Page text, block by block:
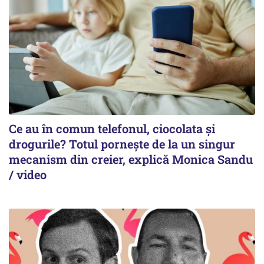
Ce au în comun telefonul, ciocolata și
drogurile? Totul pornește de la un singur
mecanism din creier, explică Monica Sandu
/ video